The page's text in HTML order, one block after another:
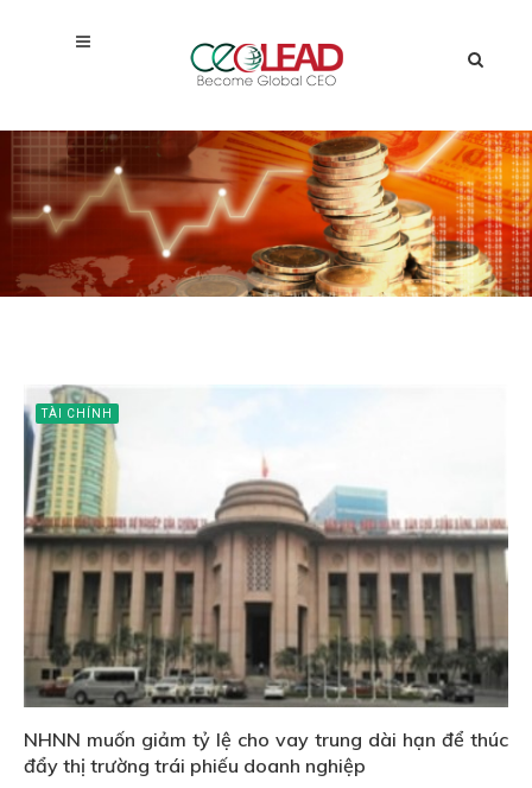
TÀI CHÍNH
NHNN muốn giảm tỷ lệ cho vay trung dài hạn để thúc
đẩy thị trường trái phiếu doanh nghiệp